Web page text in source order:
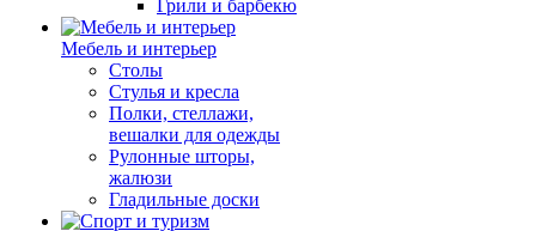
Грили и барбекю
Мебель и интерьер
Столы
Стулья и кресла
Полки, стеллажи,
вешалки для одежды
Рулонные шторы,
жалюзи
Гладильные доски